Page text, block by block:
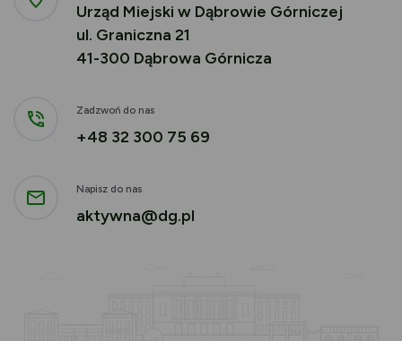
Urząd Miejski w Dąbrowie Górniczej
ul. Graniczna 21
41-300 Dąbrowa Górnicza
Zadzwoń do nas
+48 32 300 75 69
Napisz do nas
aktywna@dg.pl